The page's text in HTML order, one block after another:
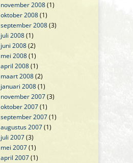
november 2008(1)
oktober 2008(1)
september 2008(3)
juli 2008(1)
juni 2008(2)
mei 2008(1)
april 2008(1)
maart 2008(2)
januari 2008(1)
november 2007(3)
oktober 2007(1)
september 2007(1)
augustus 2007(1)
juli 2007(3)
mei 2007(1)
april 2007(1)